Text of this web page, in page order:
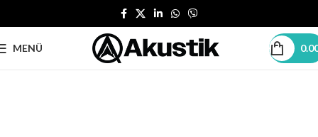
MENÜ